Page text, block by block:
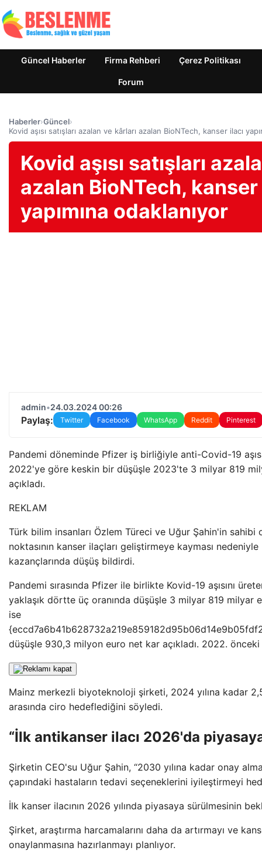
Güncel Haberler Firma Rehberi Çerez Politikası
Forum
Haberler›Güncel›
Kovid aşısı satışları azalan ve kârları azalan BioNTech, kanser ilacı
Kovid aşısı satışları
azalan BioNTech, kanser
yapımına odaklanıyor
admin•24.03.2024 00:26
Paylaş: Twitter Facebook WhatsApp Reddit Pinterest
Pandemi döneminde Pfizer iş birliğiyle anti-Covid-19
2022'ye göre keskin bir düşüşle 2023'te 3 milyar 819
açıkladı.
REKLAM
Türk bilim insanları Özlem Türeci ve Uğur Şahin'in sahibi
noktasının kanser ilaçları geliştirmeye kayması
kazançlarında düşüş bildirdi.
Pandemi sırasında Pfizer ile birlikte Kovid-19 aşısını
yaklaşık dörtte üç oranında düşüşle 3 milyar 819 milyar
ise
düşüşle 930,3 milyon euro net kar açıkladı. 2022. önceki
Mainz merkezli biyoteknoloji şirketi, 2024 yılına kadar
arasında ciro hedeflediğini söyledi.
“İlk antikanser ilacı 2026'da
Şirketin CEO'su Uğur Şahin, “2030 yılına kadar onay
çapındaki hastaların tedavi seçeneklerini iyileştirmeyi
İlk kanser ilacının 2026 yılında piyasaya sürülmesinin
Şirket, araştırma harcamalarını daha da artırmayı ve
onaylanmasına hazırlanmayı planlıyor.